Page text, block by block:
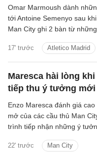
17' trước Atletico Madrid
Omar Marmoush dành
tới Antoine Semenyo sau
Man City ghi 2 bàn từ những
trước Atletico Madrid.
Maresca hài lòng
tiếp thu ý tưởng mới
22' trước Man City
Enzo Maresca đánh giá
mở của các cầu thủ Man
trình tiếp nhận những ý
Guardiola.